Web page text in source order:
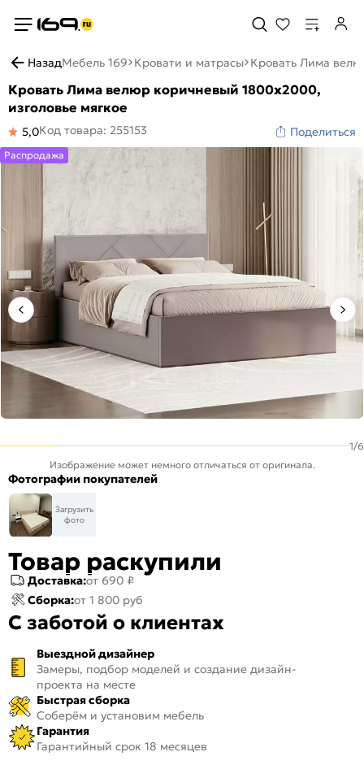
НазадМебель 169 Кровати и матрасы Кровать Лима
Кровать Лима велюр коричневый 1800x2000,
изголовье мягкое
5,0Код товара: 255153 Поделиться
1/6
Распродажа
Изображение может немного отличаться от оригинала.
Фотографии покупателей
Загрузить
фото
Товар раскупили
Доставка:от 690 ₽
Сборка:от 1 800 руб
С заботой о клиентах
Выездной дизайнер
Замеры, подбор моделей и создание дизайн-
проекта на месте
Быстрая сборка
Соберём и установим мебель
Гарантия
Гарантийный срок 18 месяцев